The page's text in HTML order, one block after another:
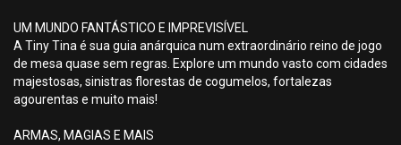
UM MUNDO FANTÁSTICO E IMPREVISÍVEL
A Tiny Tina é sua guia anárquica num extraordinário reino de jogo
de mesa quase sem regras. Explore um mundo vasto com cidades
majestosas, sinistras florestas de cogumelos, fortalezas
agourentas e muito mais!
ARMAS, MAGIAS E MAIS